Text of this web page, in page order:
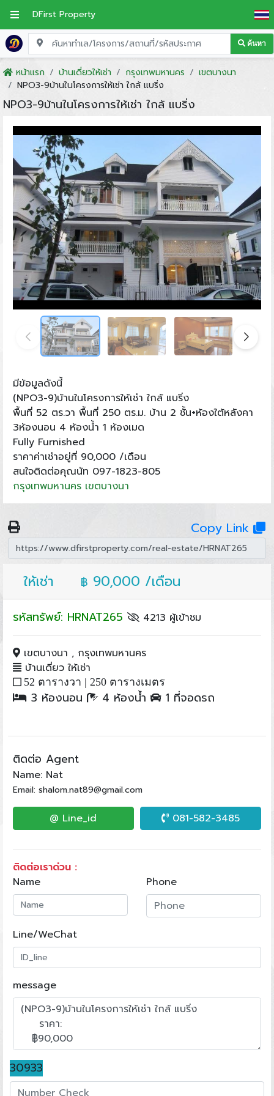
DFirst Property
ค้นหา
หน้าแรก บ้านเดี่ยวให้เช่า กรุงเทพมหานคร
เขตบางนา
NPO3-9บ้านในโครงการให้เช่า ใกล้ แบริ่ง
NPO3-9บ้านในโครงการให้เช่า ใกล้ แบริ่ง
มีข้อมูลดังนี้
(NPO3-9)บ้านในโครงการให้เช่า ใกล้ แบริ่ง
พื้นที่ 52 ตร.วา พื้นที่ 250 ตร.ม. บ้าน 2 ชั้น+ห้องใต้หลังคา
3ห้องนอน 4 ห้องน้ำ 1 ห้องเมด
Fully Furnished
ราคาค่าเช่าอยู่ที่ 90,000 /เดือน
สนใจติดต่อคุณนัท 097-1823-805
กรุงเทพมหานคร เขตบางนา
Copy Link
ให้เช่า ฿ 90,000 /เดือน
รหัสทรัพย์: HRNAT265 4213 ผู้เข้าชม
เขตบางนา , กรุงเทพมหานคร
บ้านเดี่ยว ให้เช่า
52 ตารางวา | 250 ตารางเมตร
3 ห้องนอน 4 ห้องน้ำ 1 ที่จอดรถ
ติดต่อ Agent
Name: Nat
Email: shalom.nat89@gmail.com
@ Line_id 081-582-3485
ติดต่อเราด่วน :
Name
Phone
Line/WeChat
message
30933